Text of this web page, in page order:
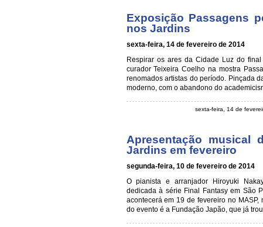
Exposição Passagens
nos Jardins
sexta-feira, 14 de fevereiro de 2014
Respirar os ares da Cidade Luz do
curador Teixeira Coelho na mostra
renomados artistas do período. Pinçada
moderno, com o abandono do
sexta-feira, 14 de
Apresentação musical
Jardins em fevereiro
segunda-feira, 10 de fevereiro de 2014
O pianista e arranjador Hiroyuki
dedicada à série Final Fantasy em São
acontecerá em 19 de fevereiro no
do evento é a Fundação Japão, que já